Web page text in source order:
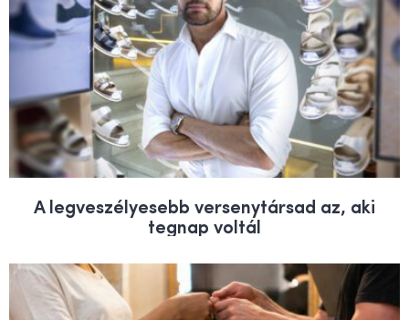
A legveszélyesebb versenytársad az, aki
tegnap voltál